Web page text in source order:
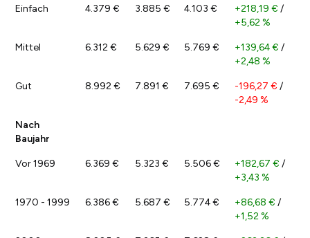
Einfach 4.379 € 3.885 € 4.103 € +218,19 € /
+5,62 %
Mittel 6.312 € 5.629 € 5.769 € +139,64 € /
+2,48 %
Gut 8.992 € 7.891 € 7.695 € -196,27 € /
-2,49 %
Nach
Baujahr
Vor 1969 6.369 € 5.323 € 5.506 € +182,67 € /
+3,43 %
1970 - 1999 6.386 € 5.687 € 5.774 € +86,68 € /
+1,52 %